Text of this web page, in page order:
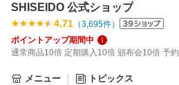
SHISEIDO 公式ショップ
4.71 （3,695件）
ポイントアップ期間中
通常商品10倍 定期購入10倍 頒布会10倍 予
メニュー トピックス